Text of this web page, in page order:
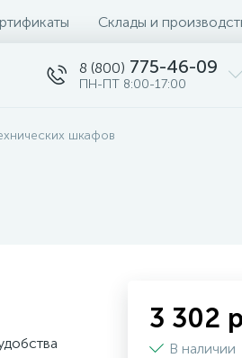
Склады и
8 (800) 775-46-09
ПН-ПТ 8:00-17:00
шкафов
3 302
В наличии